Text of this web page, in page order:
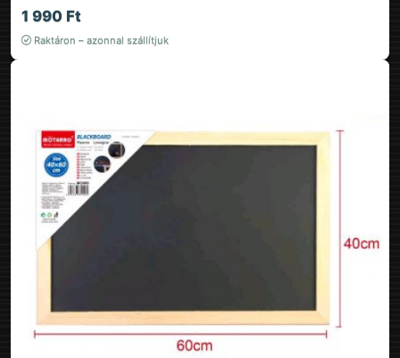
1 990 Ft
Raktáron – azonnal szállítjuk